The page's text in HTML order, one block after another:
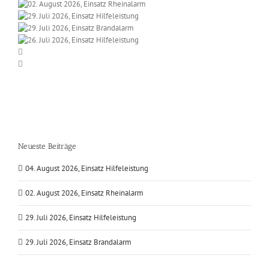
Neueste Beiträge
04. August 2026, Einsatz Hilfeleistung
02. August 2026, Einsatz Rheinalarm
29. Juli 2026, Einsatz Hilfeleistung
29. Juli 2026, Einsatz Brandalarm